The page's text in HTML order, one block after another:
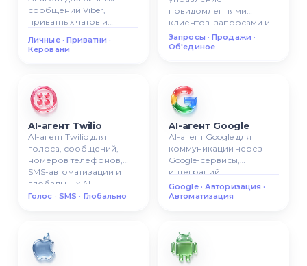
сообщений Viber,
приватных чатов и
коммуникации.
Личные · Приватни ·
Керовани
повидомленнями
клиентов, запросами и
продажами с OLX в
одной системе.
Запросы · Продажи ·
Об'единое
AI-агент Twilio
AI-агент Twilio для
голоса, сообщений,
номеров телефонов,
SMS-автоматизации и
глобальных AI-
сценариев
Голос · SMS · Глобально
AI-агент Google
AI-агент Google для
коммуникации через
Google-сервисы,
интеграций,
авторизации и AI-
автоматизации бизнеса.
Google · Авторизация ·
Автоматизация